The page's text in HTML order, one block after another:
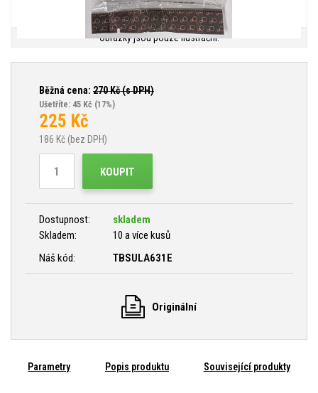
Obrázky jsou pouze ilustrační.
Běžná cena: 270Kč (s DPH)
Ušetříte: 45 Kč (17%)
225 Kč
186 Kč (bez DPH)
KOUPIT
Dostupnost:
skladem
Skladem:
10 a více kusů
Náš kód:
TBSULA631E
Originální
Parametry Popis produktu Související produkty